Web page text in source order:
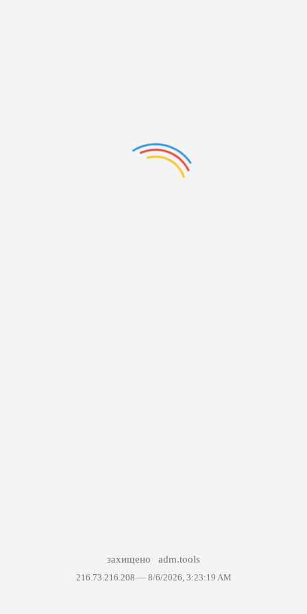
захищено adm.tools
216.73.216.208 — 8/6/2026, 3:23:19 AM